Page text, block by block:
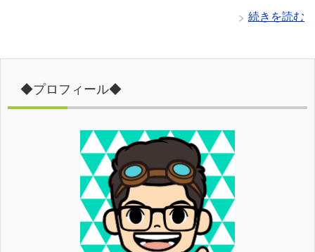
続きを読む
◆プロフィール◆